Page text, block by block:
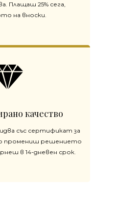
Плащаш 25% сега,
на вноски.
качество
със сертификат за
промениш решението
в 14-дневен срок.